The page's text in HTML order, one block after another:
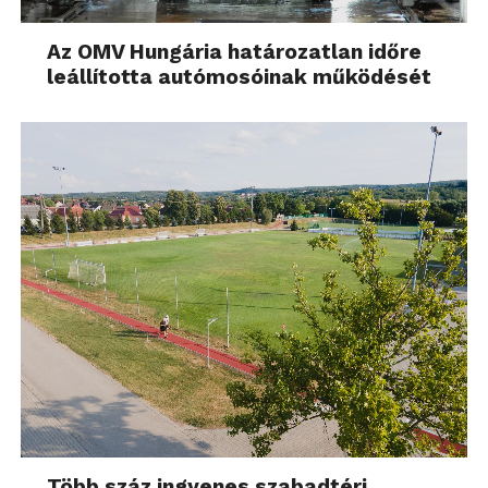
nagyrészt az jött ki, hogy
jelenleg nem tudja
– mondta Hódosi Gergely.
Pap Martin optimistán közelítette meg a kérdést:
„Az a tapasztalatom,
hogy az a munka,
amelyet automatizálható,
azt általában le is
szeretnénk
Az OMV Hungária határozatlan időre
leállította autómosóinak működését